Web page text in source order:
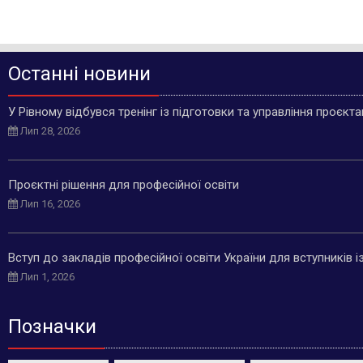
Останні новини
У Рівному відбувся тренінг із підготовки та управління
Лип 28, 2026
Проєктні рішення для професійної освіти
Лип 16, 2026
Вступ до закладів професійної освіти України для
Лип 1, 2026
Позначки